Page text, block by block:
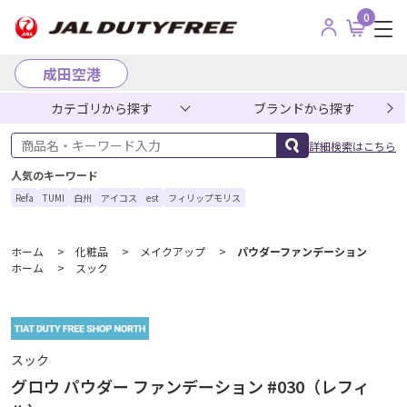
0
成田空港
カテゴリから探す ブランドから探す
商品名・キーワード入力
詳細検索はこちら
人気のキーワード
Refa TUMI 白州 アイコス est フィリップモリス
ホーム > 化粧品 > メイクアップ >
パウダーファンデーション
ホーム
> スック
スック
グロウ パウダー ファンデーション #030（レフィ